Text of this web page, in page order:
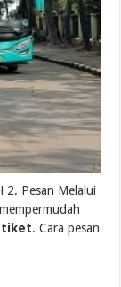
2. Pesan Melalui
tiket. Cara pesan